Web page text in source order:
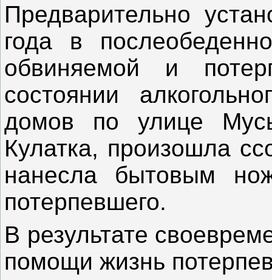
Предварительно
года в
обвиняемой и
состоянии
домов по улице
Кулатка, произошла
нанесла бытовым
потерпевшего.
В результате
помощи жизнь